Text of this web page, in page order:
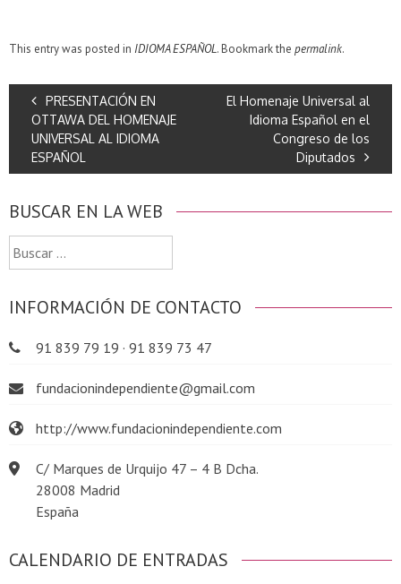
This entry was posted in IDIOMA ESPAÑOL. Bookmark the permalink.
PRESENTACIÓN EN
OTTAWA DEL HOMENAJE
UNIVERSAL AL IDIOMA
ESPAÑOL
El Homenaje Universal al
Idioma Español en el
Congreso de los
Diputados
BUSCAR EN LA WEB
Buscar:
INFORMACIÓN DE CONTACTO
91 839 79 19 · 91 839 73 47
fundacionindependiente@gmail.com
http://www.fundacionindependiente.com
C/ Marques de Urquijo 47 – 4 B Dcha.
28008 Madrid
España
CALENDARIO DE ENTRADAS